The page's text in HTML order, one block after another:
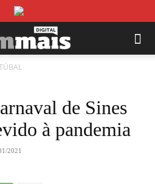
de Sines
à pandemia
2021